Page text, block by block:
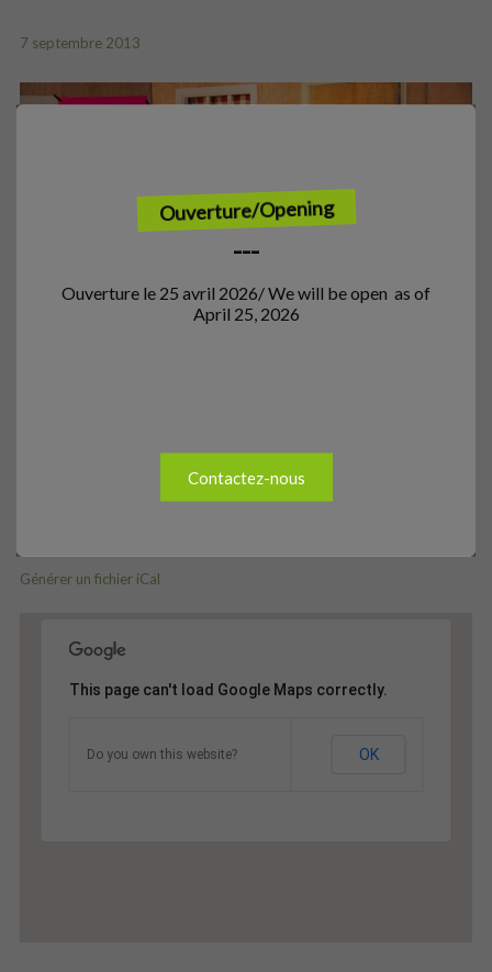
7 septembre 2013
Voyage Lac-Mégantic 9-10 octobre 2013
Générer un fichier iCal
This page can't load Google Maps correctly.
Do you own this website? OK
Ouverture/Opening
---
Ouverture le 25 avril 2026/ We will be open as of
April 25, 2026
Contactez-nous